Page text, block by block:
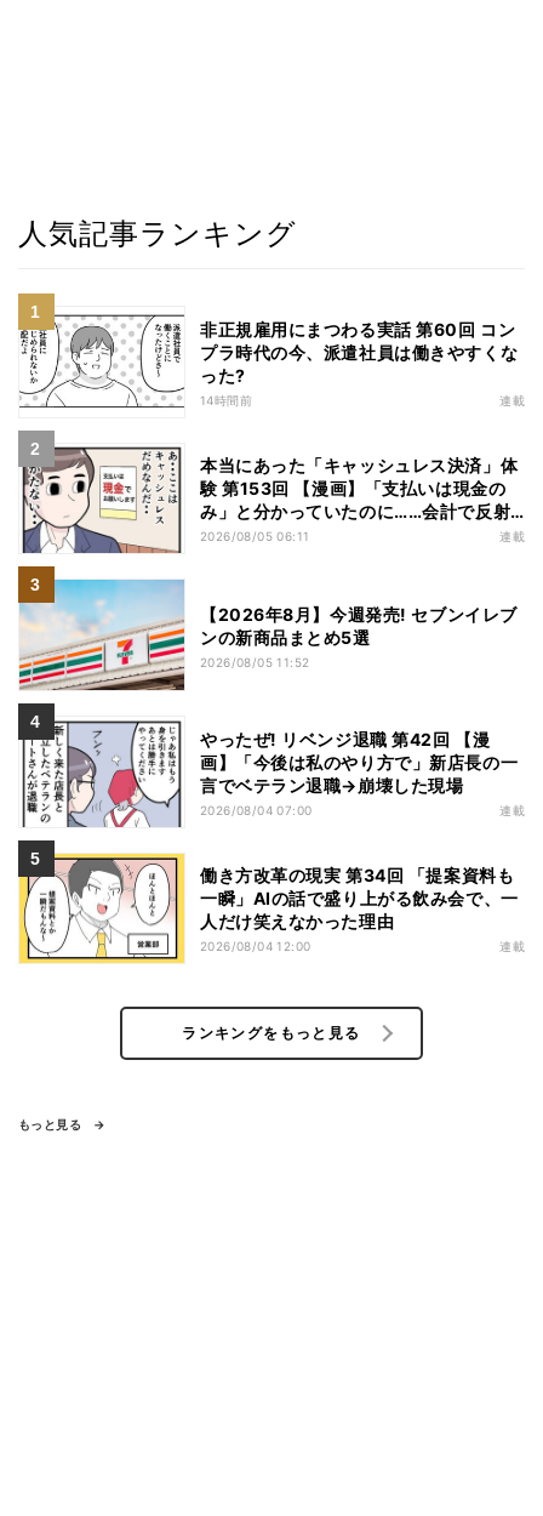
人気記事ランキング
非正規雇用にまつわる実話 第60回 コン
プラ時代の今、派遣社員は働きやすくな
った?
14時間前 連載
本当にあった「キャッシュレス決済」体
験 第153回 【漫画】「支払いは現金の
み」と分かっていたのに……会計で反射
的に出してしまったものは
2026/08/05 06:11 連載
【2026年8月】今週発売! セブンイレブ
ンの新商品まとめ5選
2026/08/05 11:52
やったぜ! リベンジ退職 第42回 【漫
画】「今後は私のやり方で」新店長の一
言でベテラン退職→崩壊した現場
2026/08/04 07:00 連載
働き方改革の現実 第34回 「提案資料も
一瞬」AIの話で盛り上がる飲み会で、一
人だけ笑えなかった理由
2026/08/04 12:00 連載
ランキングをもっと見る
もっと見る